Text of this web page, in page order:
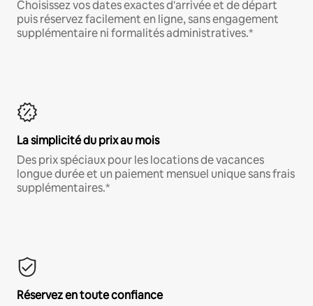
Choisissez vos dates exactes d'arrivée et de départ
puis réservez facilement en ligne, sans engagement
supplémentaire ni formalités administratives.*
La simplicité du prix au mois
Des prix spéciaux pour les locations de vacances
longue durée et un paiement mensuel unique sans frais
supplémentaires.*
Réservez en toute confiance